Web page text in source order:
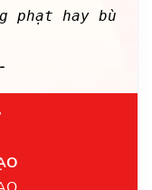
hay bù